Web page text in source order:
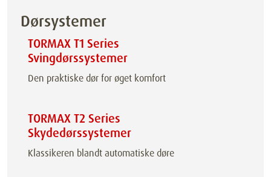
Dørsystemer
TORMAX T1 Series
Svingdørssystemer
Den praktiske dør for øget komfort
TORMAX T2 Series
Skydedørssystemer
Klassikeren blandt automatiske døre